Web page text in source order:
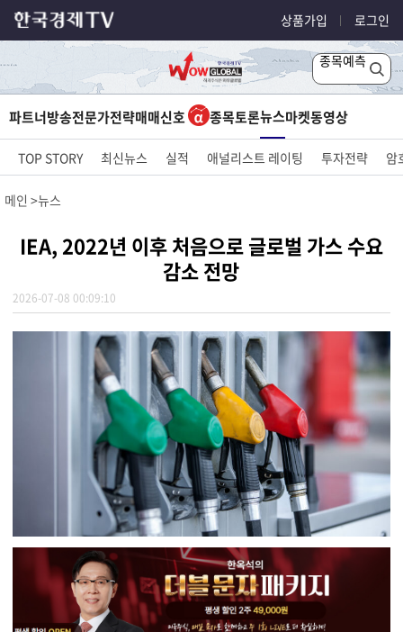
상품가입 로그인
종목예측
파트너방송전문가전략매매신호 종목토론뉴스마켓동영상
TOP STORY 최신뉴스 실적 애널리스트 레이팅 투자전략 암
메인 뉴스
IEA, 2022년 이후 처음으로 글로벌 가스 수요
감소 전망
2026-07-08 00:09:10